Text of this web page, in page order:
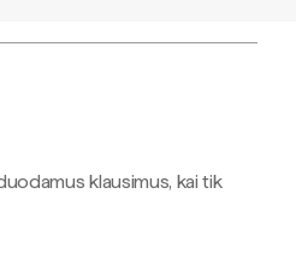
klausimus, kai tik